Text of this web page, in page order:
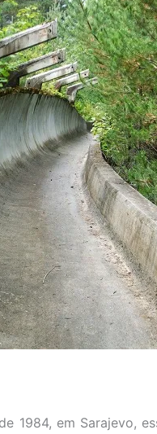
1984, em Sarajevo,